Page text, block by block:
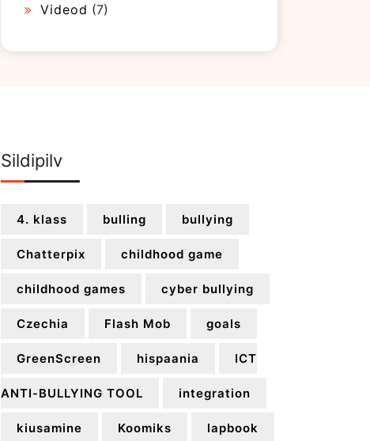
Videod (7)
Sildipilv
4. klass bulling bullying
Chatterpix childhood game
childhood games cyber bullying
Czechia Flash Mob goals
GreenScreen hispaania ICT
ANTI-BULLYING TOOL integration
kiusamine Koomiks lapbook